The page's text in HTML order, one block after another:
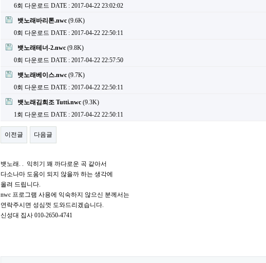
6회 다운로드 DATE : 2017-04-22 23:02:02
뱃노래바리톤.nwc (9.6K)
0회 다운로드 DATE : 2017-04-22 22:50:11
뱃노래테너-2.nwc (9.8K)
0회 다운로드 DATE : 2017-04-22 22:57:50
뱃노래베이스.nwc (9.7K)
0회 다운로드 DATE : 2017-04-22 22:50:11
뱃노래김희조 Tutti.nwc (9.3K)
1회 다운로드 DATE : 2017-04-22 22:50:11
이전글 다음글
뱃노래. . 익히기 꽤 까다로운 곡 같아서
다소나마 도움이 되지 않을까 하는 생각에
올려 드립니다.
nwc 프로그램 사용에 익숙하지 않으신 분께서는
연락주시면 성심껏 도와드리겠습니다.
신성대 집사 010-2650-4741